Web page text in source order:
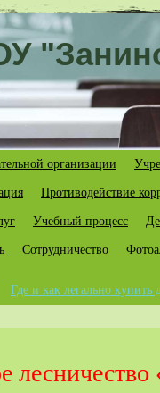
организации
Противодействие
Учебный процесс
Cотрудничество
Где и как легально купить
лесничество